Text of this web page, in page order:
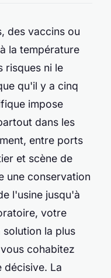
des vaccins ou
la température
risques ni le
qu'il y a cinq
impose
dans les
entre ports
et scène de
une conservation
l'usine jusqu'à
votre
solution la plus
cohabitez
décisive. La